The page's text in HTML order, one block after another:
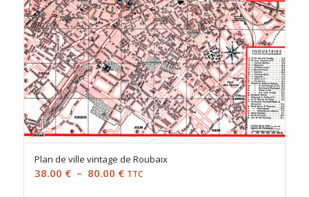
Plan de ville vintage de Roubaix
38.00 € – 80.00 €Plage
TTC